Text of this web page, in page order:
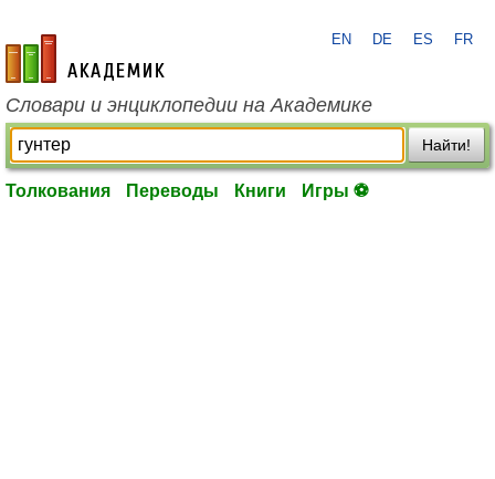
academic.ru
EN DE ES FR
Словари и энциклопедии на Академике
Найти!
Толкования Переводы Книги Игры ⚽